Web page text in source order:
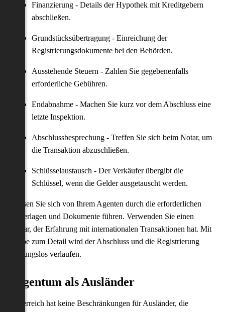
Finanzierung - Details der Hypothek mit Kreditgebern
abschließen.
Grundstücksübertragung - Einreichung der
Registrierungsdokumente bei den Behörden.
Ausstehende Steuern - Zahlen Sie gegebenenfalls
erforderliche Gebühren.
Endabnahme - Machen Sie kurz vor dem Abschluss eine
letzte Inspektion.
Abschlussbesprechung - Treffen Sie sich beim Notar, um
die Transaktion abzuschließen.
Schlüsselaustausch - Der Verkäufer übergibt die
Schlüssel, wenn die Gelder ausgetauscht werden.
Lassen Sie sich von Ihrem Agenten durch die erforderlichen
Unterlagen und Dokumente führen. Verwenden Sie einen
Notar, der Erfahrung mit internationalen Transaktionen hat. Mit
Liebe zum Detail wird der Abschluss und die Registrierung
reibungslos verlaufen.
Eigentum als Ausländer
Österreich hat keine Beschränkungen für Ausländer, die